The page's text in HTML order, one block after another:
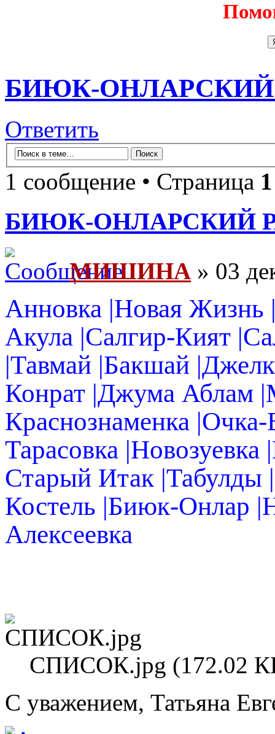
БИЮК-ОНЛАРСКИЙ
Ответить
1 сообщение • Страница 1
БИЮК-ОНЛАРСКИЙ
МИШИНА » 03
Анновка |Новая Жизнь
Акула |Салгир-Кият
|Тавмай |Бакшай
Конрат |Джума Аблам
Краснознаменка
Тарасовка
Старый Итак
Костель |Биюк-Онлар
Алексеевка
СПИСОК.jpg (172.02
С уважением, Татьяна